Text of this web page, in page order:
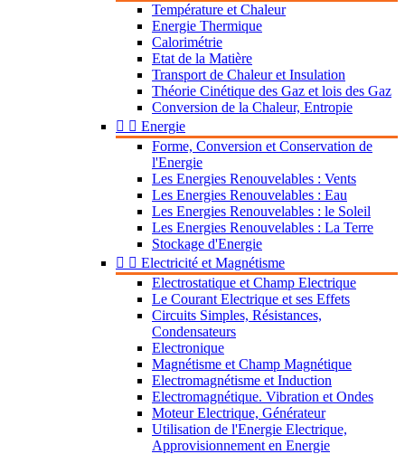
Température et Chaleur
Energie Thermique
Calorimétrie
Etat de la Matière
Transport de Chaleur et Insulation
Théorie Cinétique des Gaz et lois des Gaz
Conversion de la Chaleur, Entropie
  Energie
Forme, Conversion et Conservation de
l'Energie
Les Energies Renouvelables : Vents
Les Energies Renouvelables : Eau
Les Energies Renouvelables : le Soleil
Les Energies Renouvelables : La Terre
Stockage d'Energie
  Electricité et Magnétisme
Electrostatique et Champ Electrique
Le Courant Electrique et ses Effets
Circuits Simples, Résistances,
Condensateurs
Electronique
Magnétisme et Champ Magnétique
Electromagnétisme et Induction
Electromagnétique. Vibration et Ondes
Moteur Electrique, Générateur
Utilisation de l'Energie Electrique,
Approvisionnement en Energie